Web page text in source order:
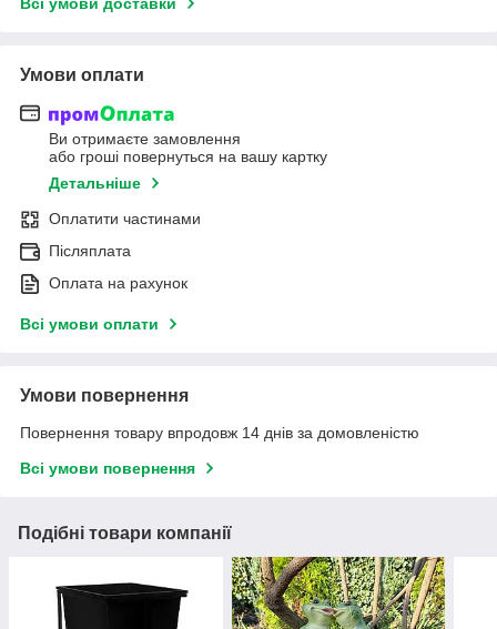
Умови оплати
Ви отримаєте замовлення
або гроші повернуться на вашу картку
Детальніше
Оплатити частинами
Післяплата
Оплата на рахунок
Всі умови оплати
Умови повернення
Повернення товару впродовж 14 днів за домовленістю
Всі умови повернення
Подібні товари компанії